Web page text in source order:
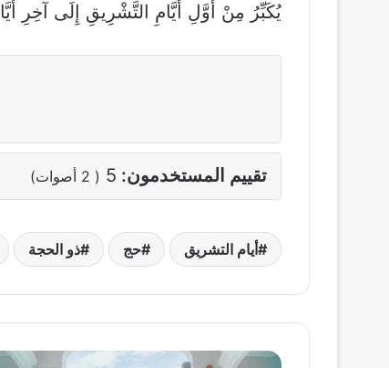
يُكَبِّرُ مِنْ أَوَّلِ أَيَّامِ التَّشْرِيقِ إِلَى آخِرِ
تقييم المستخدمون: 5
(
2 أصوات)
أيام التشريق حج ذو الحجة
واذكروا